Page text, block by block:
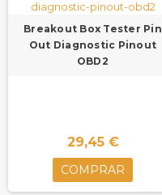
Breakout Box Tester Pin
Out Diagnostic Pinout
OBD2
29,45 €
COMPRAR